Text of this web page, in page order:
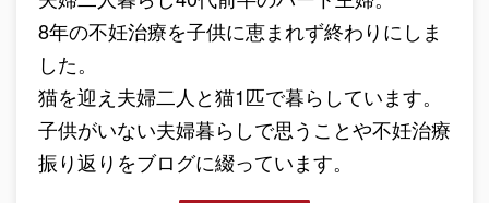
8年の不妊治療を子供に恵まれず終わりにしま
した。
猫を迎え夫婦二人と猫1匹で暮らしています。
子供がいない夫婦暮らしで思うことや不妊治療
振り返りをブログに綴っています。